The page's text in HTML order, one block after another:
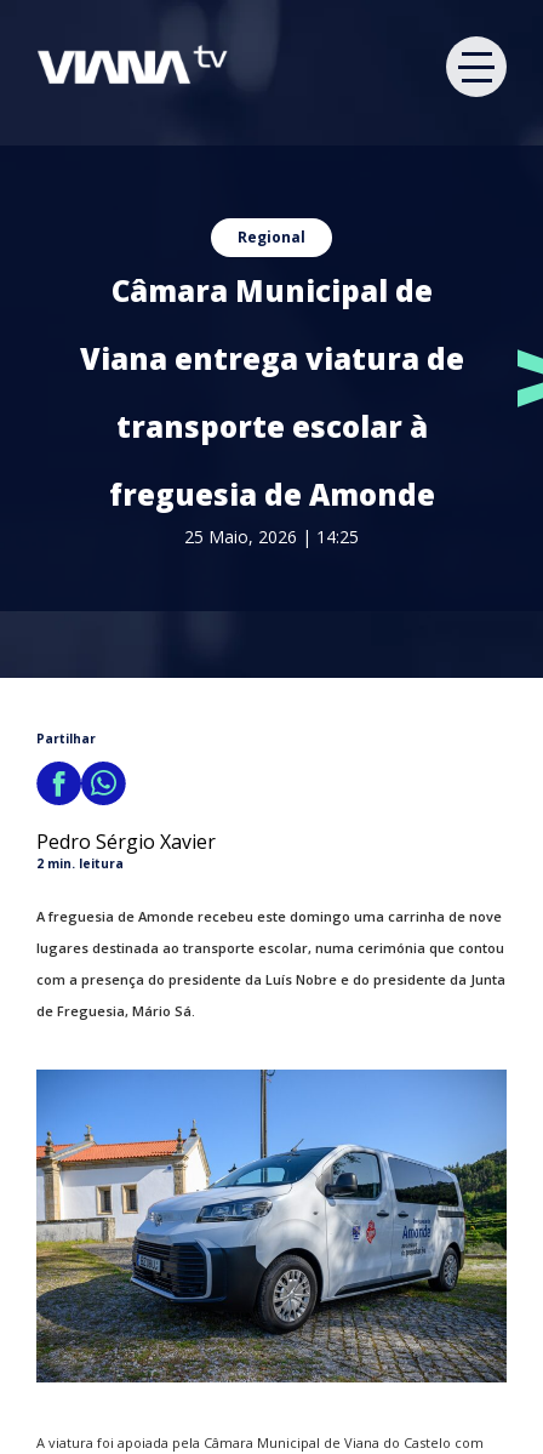
Regional
Câmara Municipal de
Viana entrega viatura de
transporte escolar à
freguesia de Amonde
25 Maio, 2026 | 14:25
Partilhar
Pedro Sérgio Xavier
2 min. leitura
A freguesia de Amonde recebeu este domingo uma carrinha de nove
lugares destinada ao transporte escolar, numa cerimónia que contou
com a presença do presidente da Luís Nobre e do presidente da Junta
de Freguesia, Mário Sá.
A viatura foi apoiada pela Câmara Municipal de Viana do Castelo com